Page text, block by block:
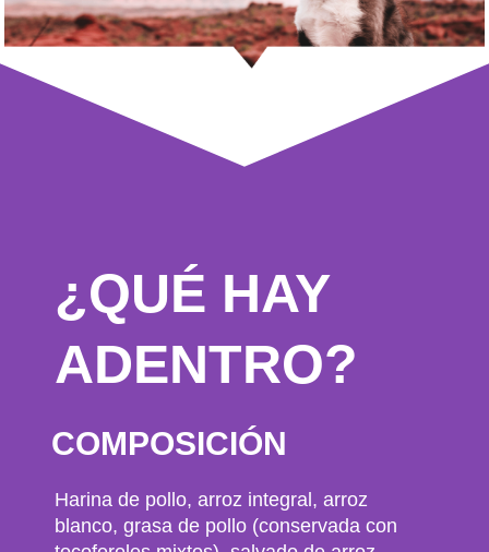
¿QUÉ HAY
ADENTRO?
COMPOSICIÓN
Harina de pollo, arroz integral, arroz
blanco, grasa de pollo (conservada con